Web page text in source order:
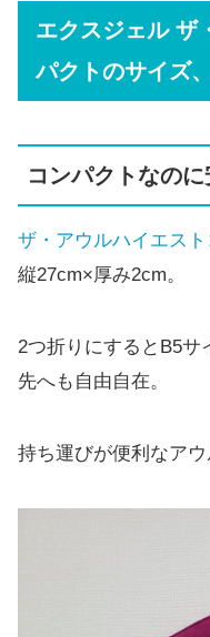
エクスジェル ザ
パクトのサイズ
コンパクトなの
ザ・アウルハイエスト
縦27cm×厚み2cm。
2つ折りにするとB5サ
先へも自由自在。
持ち運びが便利なアウ